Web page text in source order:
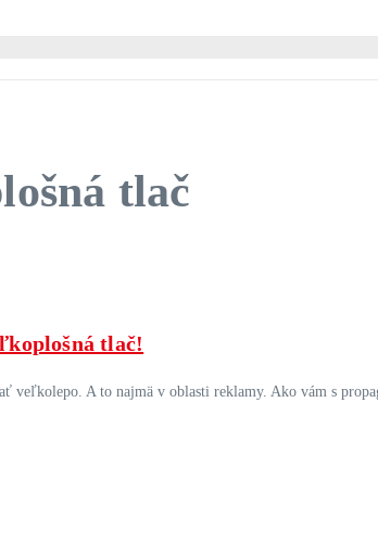
tlač
tlač!
veľkolepo. A to najmä v oblasti reklamy. Ako vám s